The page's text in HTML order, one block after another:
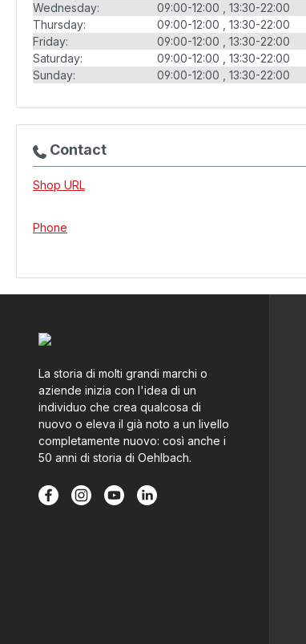
Wednesday:
09:00-12:00
13:30-22:00
Thursday:
09:00-12:00
13:30-22:00
Friday:
09:00-12:00
13:30-22:00
Saturday:
09:00-12:00
13:30-22:00
Sunday:
09:00-12:00 13:30-22:00
Contact
Shop URL
Phone
La storia di molti grandi marchi o
aziende inizia con l'idea di un
individuo che crea qualcosa di
nuovo o eleva il già noto a un livello
completamente nuovo: così anche i
50 anni di storia di Oehlbach.